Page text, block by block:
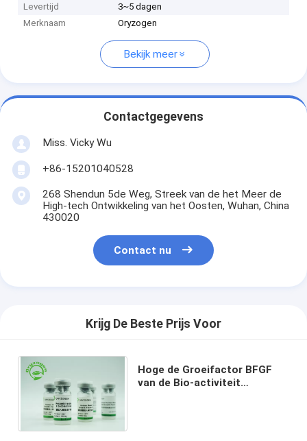
Levertijd
3~5 dagen
Merknaam
Oryzogen
Bekijk meer
Contactgegevens
Miss. Vicky Wu
+86-15201040528
268 Shendun 5de Weg, Streek van de het Meer de
High-tech Ontwikkeling van het Oosten, Wuhan, China
430020
Contact nu
Krijg De Beste Prijs Voor
Hoge de Groeifactor BFGF
van de Bio-activiteit